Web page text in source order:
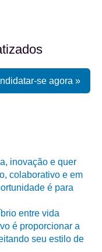
se agora »
inovação e quer
colaborativo e em
é para
entre vida
é proporcionar a
seu estilo de